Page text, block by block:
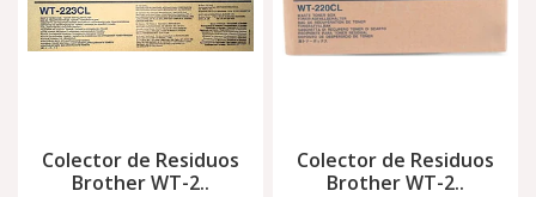
Colector de Residuos
Brother WT-2..
Colector de Residuos
Brother WT-2..